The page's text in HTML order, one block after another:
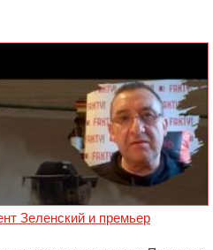
Зеленский и премьер